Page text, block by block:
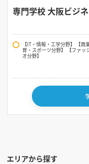
専門学校 大阪ビジ
【IT・情報・工学分野】 【
育・スポーツ分野】 【ファッ
オ分野】
エリアから探す